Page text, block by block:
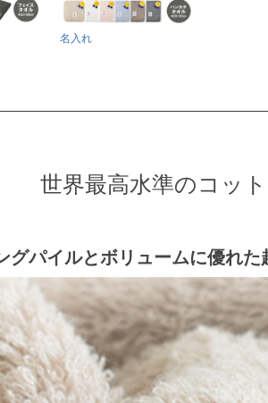
名入れ
世界最高水準のコッ
グパイルとボリュームに優れた